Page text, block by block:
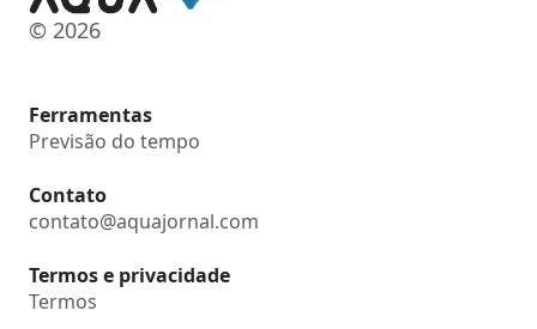
© 2026
Ferramentas
Previsão do tempo
Contato
contato@aquajornal.com
Termos e privacidade
Termos